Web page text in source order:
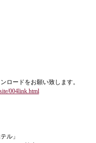
ロードをお願い致します。
004link.html
ル」